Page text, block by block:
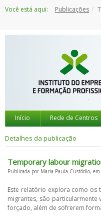
paraVocê está aqui: Publicações
Início Rede de Centros
Detalhes da publicação
Temporary labour
Publicada por Maria Paula Custódio,
Este relatório explora como os
migrantes, são
forçado, além de sofrerem